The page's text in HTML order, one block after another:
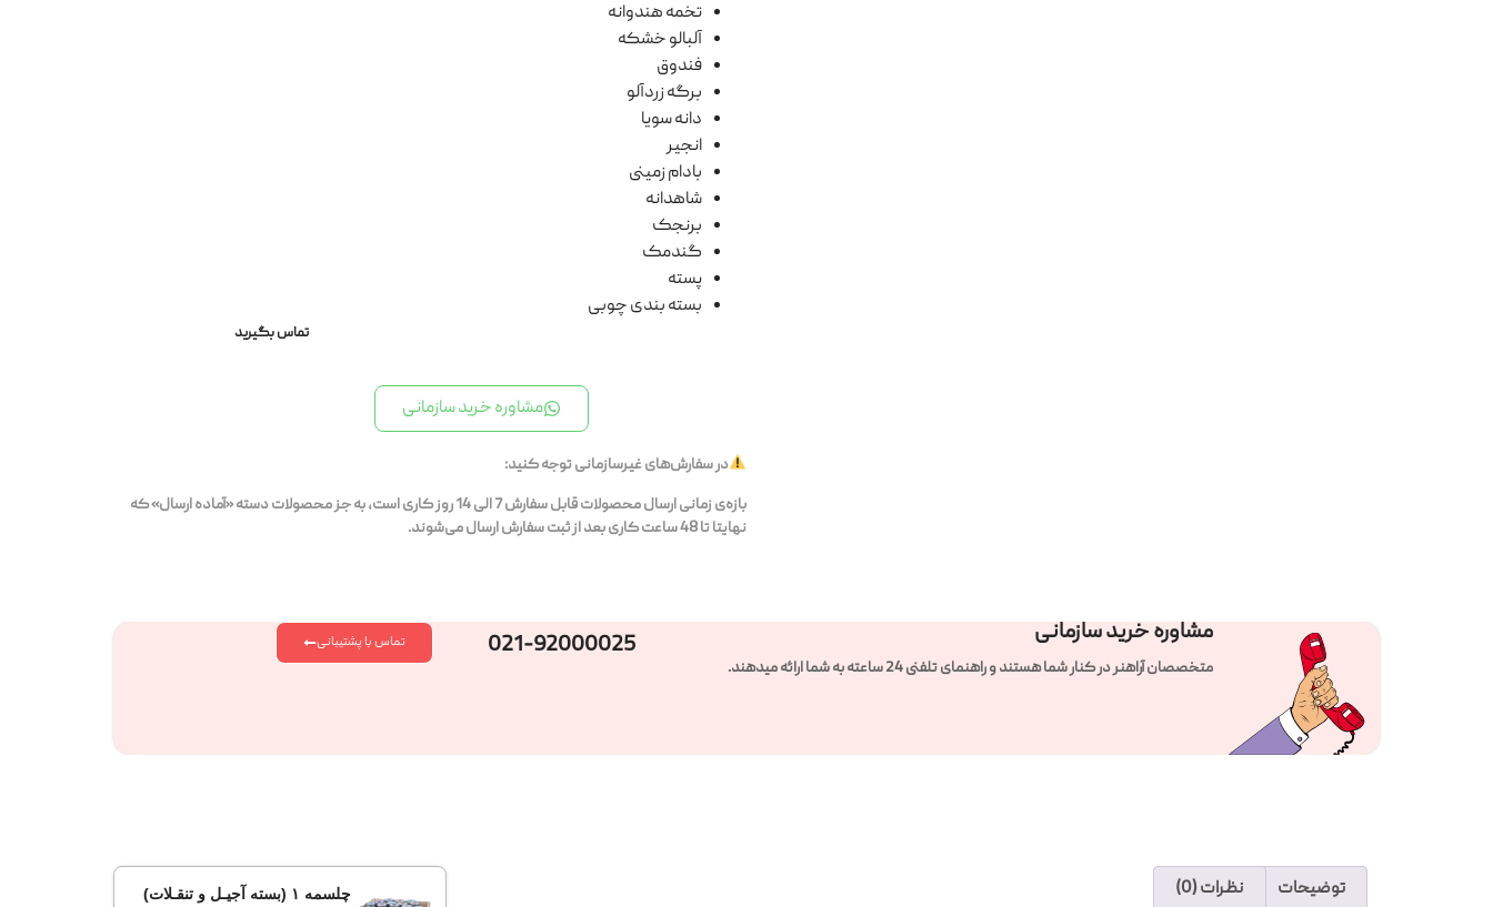
تخمه هندوانه
آلبالو خشکه
فندوق
برگه زردآلو
دانه سویا
انجیر
بادام زمینی
شاهدانه
برنجک
گندمک
پسته
بسته بندی چوبی
تماس بگیرید
مشاوره خرید سازمانی
در سفارش‌های غیرسازمانی توجه کنید:
بازه‌ی زمانی ارسال محصولات قابل سفارش 7 الی 14 روز کاری است، به جز محصولات دسته «آماده ارسال» که
نهایتا تا 48 ساعت کاری بعد از ثبت سفارش ارسال می‌شوند.
مشاوره خرید سازمانی
متخصصان آراهنر در کنار شما هستند و راهنمای تلفنی 24 ساعته به شما ارائه میدهند.
021-92000025 تماس با پشتیبانی
توضیحات نظرات (0) چلسمه ۱ (بسته آجیـل و تنقـلات)